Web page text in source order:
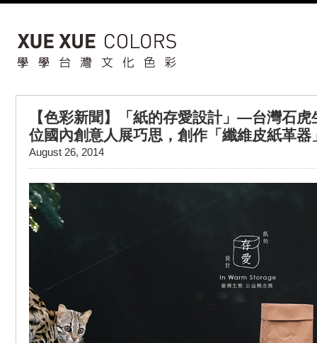
【色彩新聞】「紙的存愛設計」—台灣石
位國內創意人展巧思，創作「纖維皮紙革器
August 26, 2014